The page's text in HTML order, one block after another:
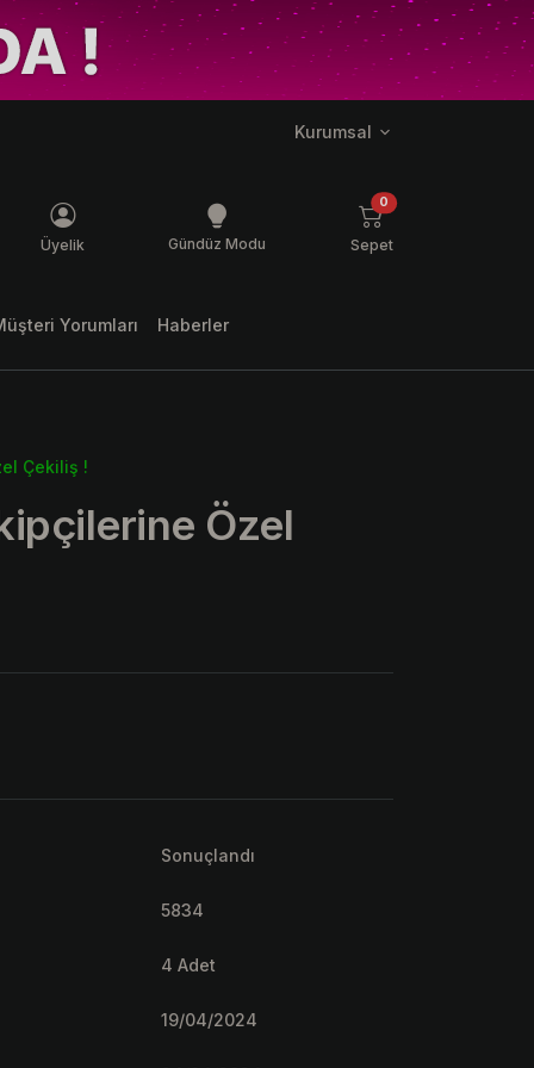
Kurumsal
mesaj
Üyelik Gündüz Modu
0 ürün
Sepet
Yorumları Haberler
Çekiliş !
Özel
Sonuçlandı
5834
4 Adet
19/04/2024